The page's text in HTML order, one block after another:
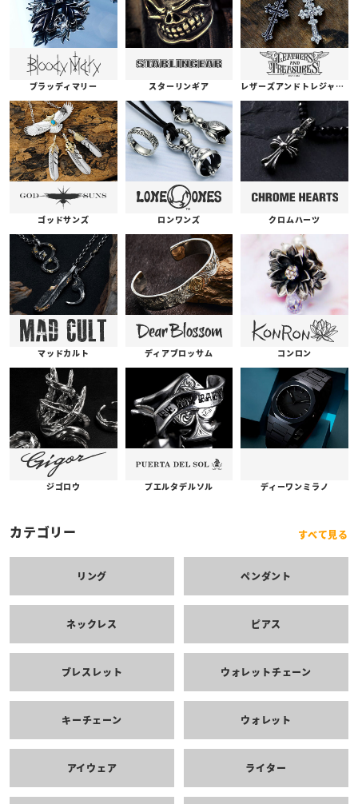
ブラッディマリー スターリンギア レザーズアンドトレジャーズ
ゴッドサンズ ロンワンズ クロムハーツ
マッドカルト ディアブロッサム コンロン
ジゴロウ プエルタデルソル ディーワンミラノ
カテゴリー すべて見る
リング ペンダント
ネックレス ピアス
ブレスレット ウォレットチェーン
キーチェーン ウォレット
アイウェア ライター